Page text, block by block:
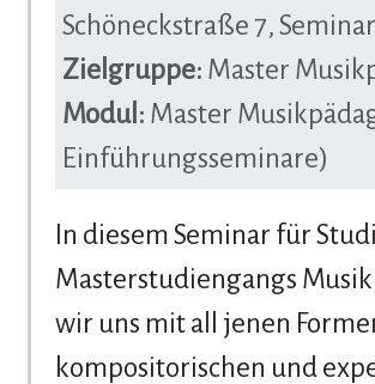
Schöneckstraße 7,
Zielgruppe: Master
Modul: Master
Einführungsseminare)
In diesem Seminar für
Masterstudiengangs
wir uns mit all jenen
kompositorischen und